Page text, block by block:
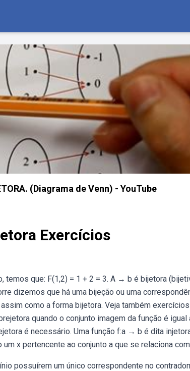
(Diagrama de Venn) - YouTube
Exercícios
temos que: F(1,2) = 1 + 2 = 3. A → b é bijetora
dizemos que há uma bijeção ou uma
como a forma bijetora. Veja também exercícios
quando o conjunto imagem da função é igual
é necessário. Uma função f:a → b é dita
x pertencente ao conjunto a que se relaciona
possuírem um único correspondente no